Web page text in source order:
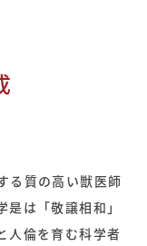
る質の高い獣医師
は「敬譲相和」
人倫を育む科学者